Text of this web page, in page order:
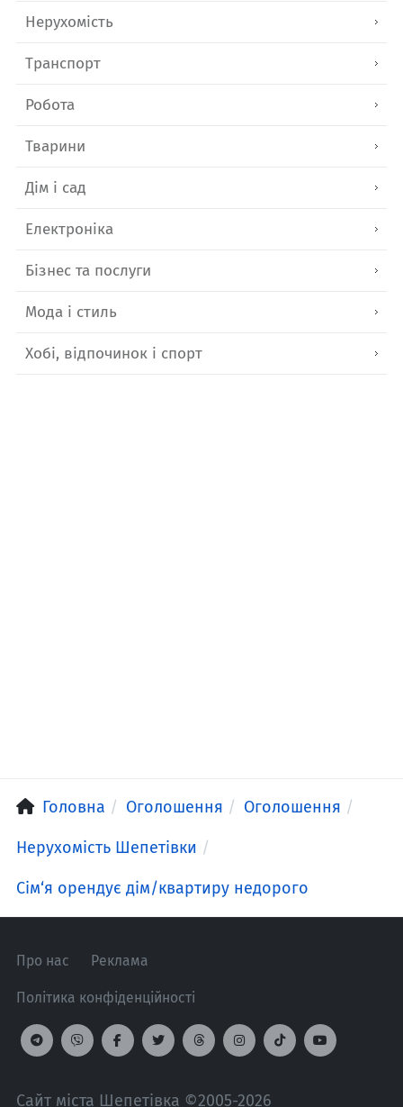
Нерухомість
Транспорт
Робота
Тварини
Дім і сад
Електроніка
Бізнес та послуги
Мода і стиль
Хобі, відпочинок і спорт
Головна Оголошення Оголошення
Нерухомість Шепетівки
Сім‘я орендує дім/квартиру недорого
Про нас Реклама
Політика конфіденційності
Сайт міста Шепетівка ©2005-2026